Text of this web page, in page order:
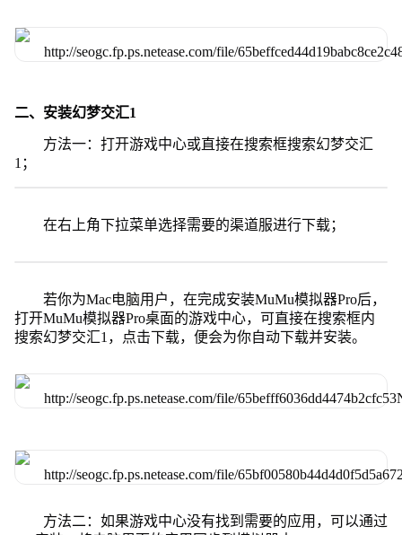
二、安装幻梦交汇1
方法一：打开游戏中心或直接在搜索框搜索幻梦交汇
1；
在右上角下拉菜单选择需要的渠道服进行下载；
若你为Mac电脑用户，在完成安装MuMu模拟器Pro后，
打开MuMu模拟器Pro桌面的游戏中心，可直接在搜索框内
搜索幻梦交汇1，点击下载，便会为你自动下载并安装。
方法二：如果游戏中心没有找到需要的应用，可以通过